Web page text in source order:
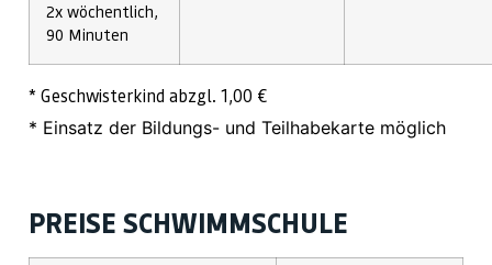
2x wöchentlich,
90 Minuten
* Geschwisterkind abzgl. 1,00 €
* Einsatz der Bildungs- und Teilhabekarte möglich
PREISE SCHWIMMSCHULE